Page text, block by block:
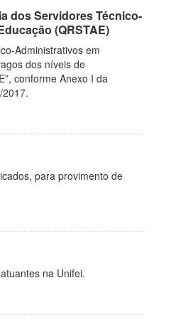
dos Servidores Técnico-
(QRSTAE)
Administrativos em
dos níveis de
conforme Anexo I da
2017.
para provimento de
na Unifei.